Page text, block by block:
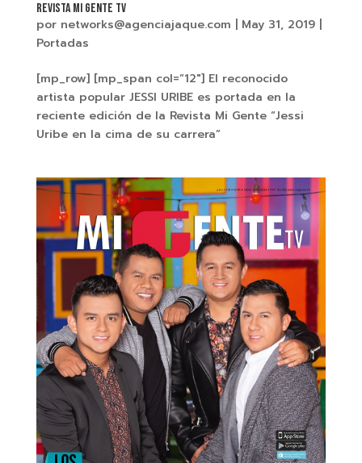
REVISTA MI GENTE TV
por networks@agenciajaque.com May 31, 2019|
Portadas
[mp_row] [mp_span col=”12″] El reconocido
artista popular JESSI URIBE es portada en la
reciente edición de la Revista Mi Gente “Jessi
Uribe en la cima de su carrera”